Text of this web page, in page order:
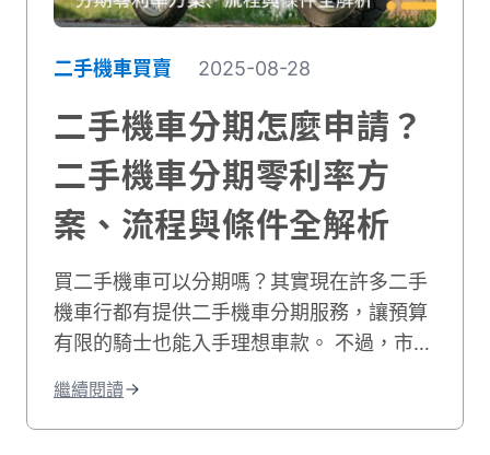
二手機車買賣 2025-08-28
二手機車分期怎麼申請？
二手機車分期零利率方
案、流程與條件全解析
買二手機車可以分期嗎？其實現在許多二手
機車行都有提供二手機車分期服務，讓預算
有限的騎士也能入手理想車款。 不過，市面
高的情況，甚至在標榜「二手機車分期零利
率」的廣告中，也可能藏有隱形費用或利息
繼續閱讀